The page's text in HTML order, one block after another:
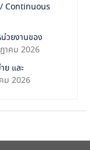
Continuous
น่วยงานของ
าคม 2026
ย และ
ม 2026